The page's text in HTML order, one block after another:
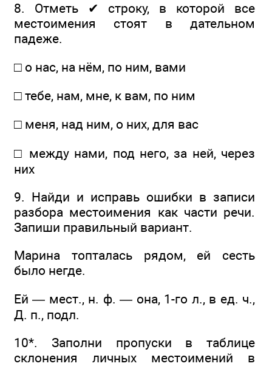
8. Отметь ✔ строку, в которой все
местоимения стоят в дательном
падеже.
□ о нас, на нём, по ним, вами
□ тебе, нам, мне, к вам, по ним
□ меня, над ним, о них, для вас
□ между нами, под него, за ней, через
них
9. Найди и исправь ошибки в записи
разбора местоимения как части речи.
Запиши правильный вариант.
Марина топталась рядом, ей сесть
было негде.
Ей — мест., н. ф. — она, 1-го л., в ед. ч.,
Д. п., подл.
10*. Заполни пропуски в таблице
склонения личных местоимений в